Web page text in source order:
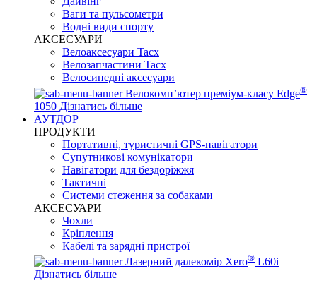
Ваги та пульсометри
Водні види спорту
AKCЕСУАРИ
Велоаксесуари Tacx
Велозапчастини Tacx
Велосипедні аксесуари
Велокомп’ютер преміум-класу Edge®
1050 Дізнатись більше
АУТДОР
ПРОДУКТИ
Портативні, туристичні GPS-навігатори
Супутникові комунікатори
Навігатори для бездоріжжя
Тактичні
Системи стеження за собаками
АКСЕСУАРИ
Чохли
Кріплення
Кабелі та зарядні пристрої
Лазерний далекомір Xero® L60i
Дізнатись більше